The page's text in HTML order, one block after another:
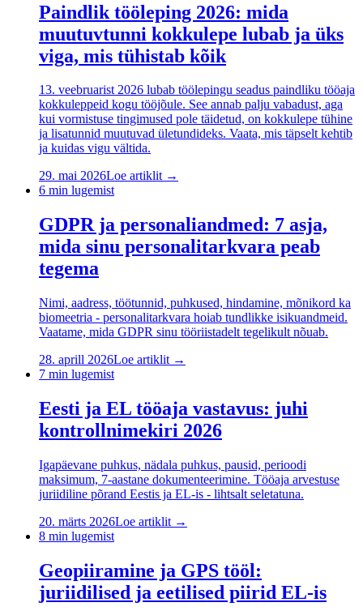
Paindlik tööleping 2026: mida
muutuvtunni kokkulepe lubab ja üks
viga, mis tühistab kõik
13. veebruarist 2026 lubab töölepingu seadus paindliku tööaja
kokkuleppeid kogu tööjõule. See annab palju vabadust, aga
kui vormistuse tingimused pole täidetud, on kokkulepe tühine
ja lisatunnid muutuvad ületundideks. Vaata, mis täpselt kehtib
ja kuidas vigu vältida.
29. mai 2026Loe artiklit →
6 min lugemist
GDPR ja personaliandmed: 7 asja,
mida sinu personalitarkvara peab
tegema
Nimi, aadress, töötunnid, puhkused, hindamine, mõnikord ka
biomeetria - personalitarkvara hoiab tundlikke isikuandmeid.
Vaatame, mida GDPR sinu tööriistadelt tegelikult nõuab.
28. aprill 2026Loe artiklit →
7 min lugemist
Eesti ja EL tööaja vastavus: juhi
kontrollnimekiri 2026
Igapäevane puhkus, nädala puhkus, pausid, perioodi
maksimum, 7-aastane dokumenteerimine. Tööaja arvestuse
juriidiline põrand Eestis ja EL-is - lihtsalt seletatuna.
20. märts 2026Loe artiklit →
8 min lugemist
Geopiiramine ja GPS tööl:
juriidilised ja eetilised piirid EL-is